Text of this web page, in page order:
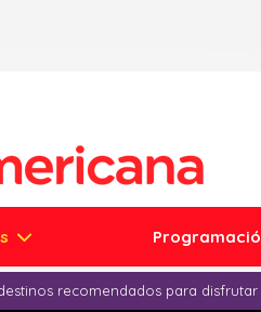
recomendados para disfrutar